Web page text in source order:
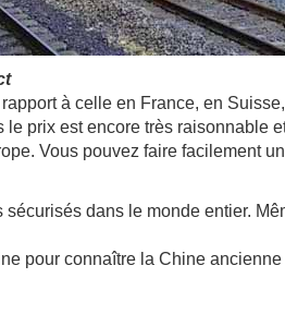
à celle en France, en
le prix est encore très raisonnable
Vous pouvez faire facilement
sécurisés dans le monde entier.
pour connaître la Chine